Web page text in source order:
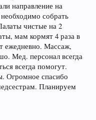
направление на
собрать
чистые на 2
мам кормят 4 раза в
ежедневно. Массаж,
Мед. персонал всегда
всегда помогут.
Огромное спасибо
Планируем